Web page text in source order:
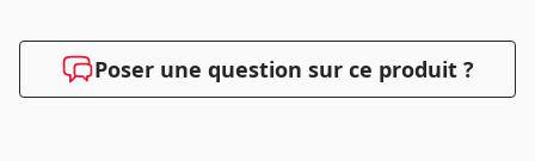
Poser une question sur ce produit ?